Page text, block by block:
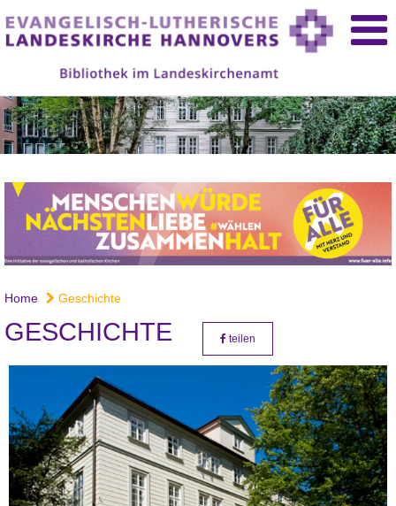
Home Geschichte
GESCHICHTE teilen